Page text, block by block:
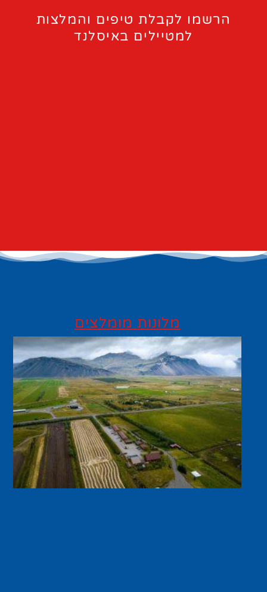
הרשמו לקבלת טיפים והמלצות
למטיילים באיסלנד
מלונות מומלצים